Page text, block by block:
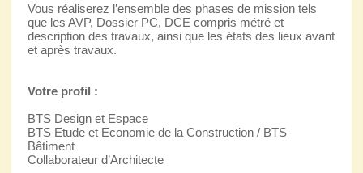
Vous réaliserez l’ensemble des phases de mission tels
que les AVP, Dossier PC, DCE compris métré et
description des travaux, ainsi que les états des lieux avant
et après travaux.
Votre profil :
BTS Design et Espace
BTS Etude et Economie de la Construction / BTS
Bâtiment
Collaborateur d’Architecte